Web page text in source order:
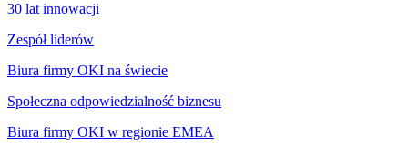
30 lat innowacji
Zespół liderów
Biura firmy OKI na świecie
Społeczna odpowiedzialność biznesu
Biura firmy OKI w regionie EMEA